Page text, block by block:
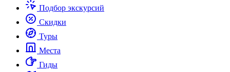
Подбор экскурсий
Скидки
Туры
Места
Гиды